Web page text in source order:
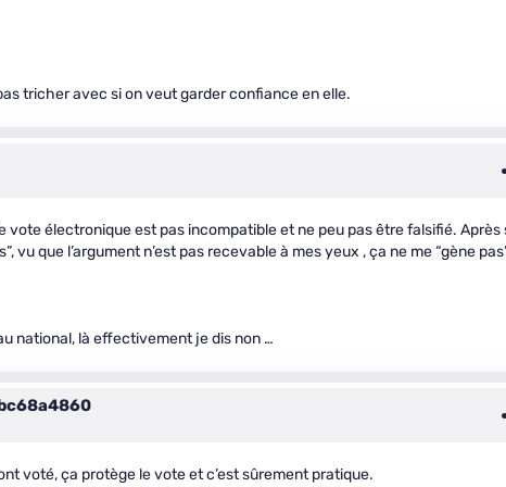
tricher avec si on veut garder confiance en elle.
vote électronique est pas incompatible et ne peu pas être falsifié. Après
vu que l’argument n’est pas recevable à mes yeux , ça ne me “gène
national, là effectivement je dis non …
voté, ça protège le vote et c’est sûrement pratique.